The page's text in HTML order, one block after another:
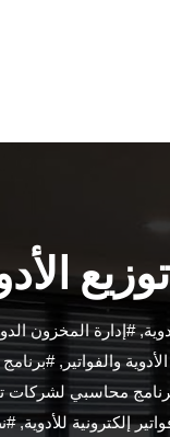
,#إدارة المخزون
والفواتير ,
محاسبي لشركات
إلكترونية للأدوية,